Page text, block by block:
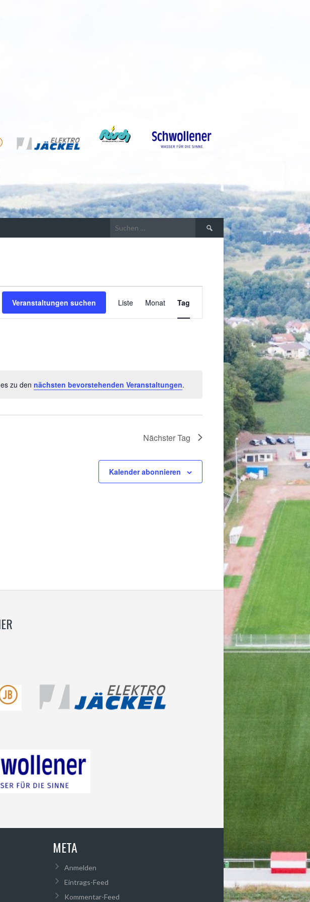
Suchen
zu den nächsten bevorstehenden Veranstaltungen.
Veranstaltungen suchen
VERANSTALTUNG
ANSICHTEN-
Liste Monat Tag
Nächster Tag
Kalender abonnieren
META
Anmelden
Eintrags-Feed
Kommentar-Feed